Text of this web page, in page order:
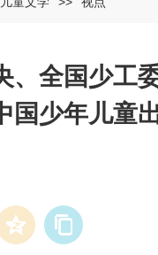
、全国少工
国少年儿童